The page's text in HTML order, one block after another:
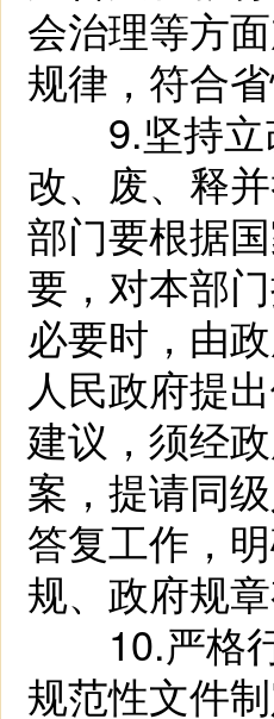
会治理等方
规律，符合
9.坚持立
改、废、释
部门要根据
要，对本部
必要时，由
人民政府提
建议，须经
案，提请同
答复工作，
规、政府规章
10.严格行
规范性文件